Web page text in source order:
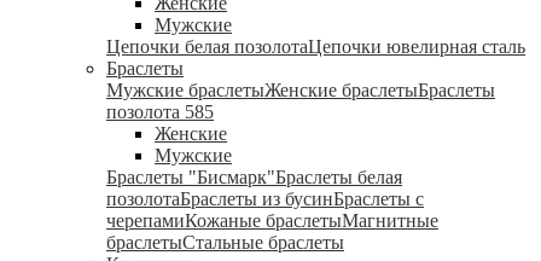
Мужские
Цепочки белая позолотаЦепочки ювелирная сталь
Браслеты
Мужские браслетыЖенские браслетыБраслеты
позолота 585
Женские
Мужские
Браслеты "Бисмарк"Браслеты белая
позолотаБраслеты из бусинБраслеты с
черепамиКожаные браслетыМагнитные
браслетыСтальные браслеты